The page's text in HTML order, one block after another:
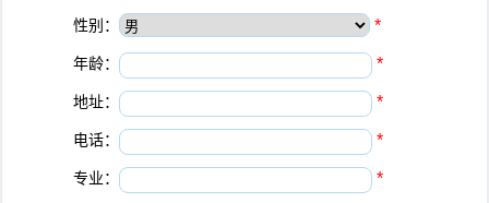
性别： *
年龄： *
地址： *
电话： *
专业： *